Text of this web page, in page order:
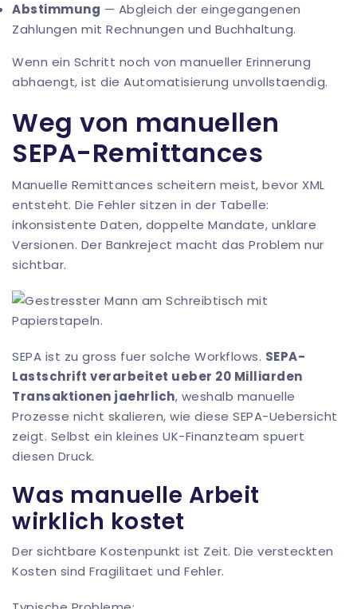
Abstimmung — Abgleich der eingegangenen
Zahlungen mit Rechnungen und Buchhaltung.
Wenn ein Schritt noch von manueller Erinnerung
abhaengt, ist die Automatisierung unvollstaendig.
Weg von manuellen
SEPA-Remittances
Manuelle Remittances scheitern meist, bevor XML
entsteht. Die Fehler sitzen in der Tabelle:
inkonsistente Daten, doppelte Mandate, unklare
Versionen. Der Bankreject macht das Problem nur
sichtbar.
SEPA ist zu gross fuer solche Workflows. SEPA-
Lastschrift verarbeitet ueber 20 Milliarden
Transaktionen jaehrlich, weshalb manuelle
Prozesse nicht skalieren, wie diese SEPA-Uebersicht
zeigt. Selbst ein kleines UK-Finanzteam spuert
diesen Druck.
Was manuelle Arbeit
wirklich kostet
Der sichtbare Kostenpunkt ist Zeit. Die versteckten
Kosten sind Fragilitaet und Fehler.